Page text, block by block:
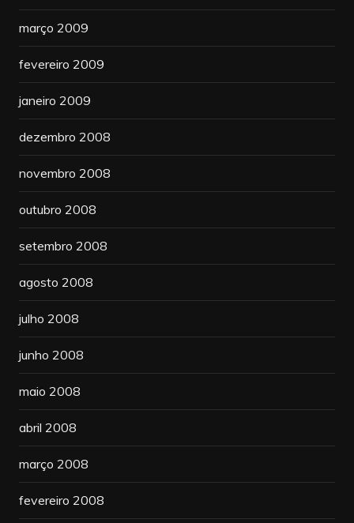
março 2009
fevereiro 2009
janeiro 2009
dezembro 2008
novembro 2008
outubro 2008
setembro 2008
agosto 2008
julho 2008
junho 2008
maio 2008
abril 2008
março 2008
fevereiro 2008